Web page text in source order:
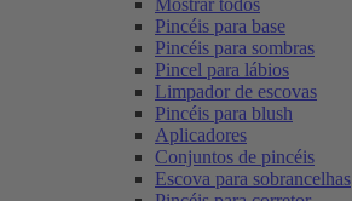
Mostrar todos
Pincéis para base
Pincéis para sombras
Pincel para lábios
Limpador de escovas
Pincéis para blush
Aplicadores
Conjuntos de pincéis
Escova para sobrancelhas